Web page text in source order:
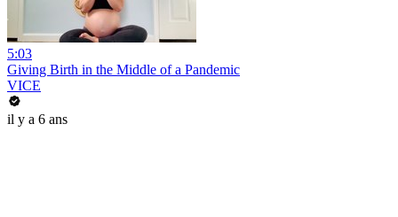
5:03
Giving Birth in the Middle of a Pandemic
VICE
il y a 6 ans